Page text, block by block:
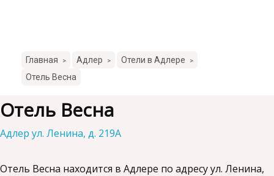
Главная > Адлер > Отели в Адлере >
Отель Весна
Отель Весна
Адлер ул. Ленина, д. 219А
Отель Весна находится в Адлере по адресу ул. Ленина,